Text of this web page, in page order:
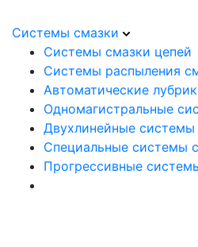
Системы смазки
Системы смазки цепей
Системы распыления
Автоматические
Одномагистральные
Двухлинейные системы
Специальные системы
Прогрессивные